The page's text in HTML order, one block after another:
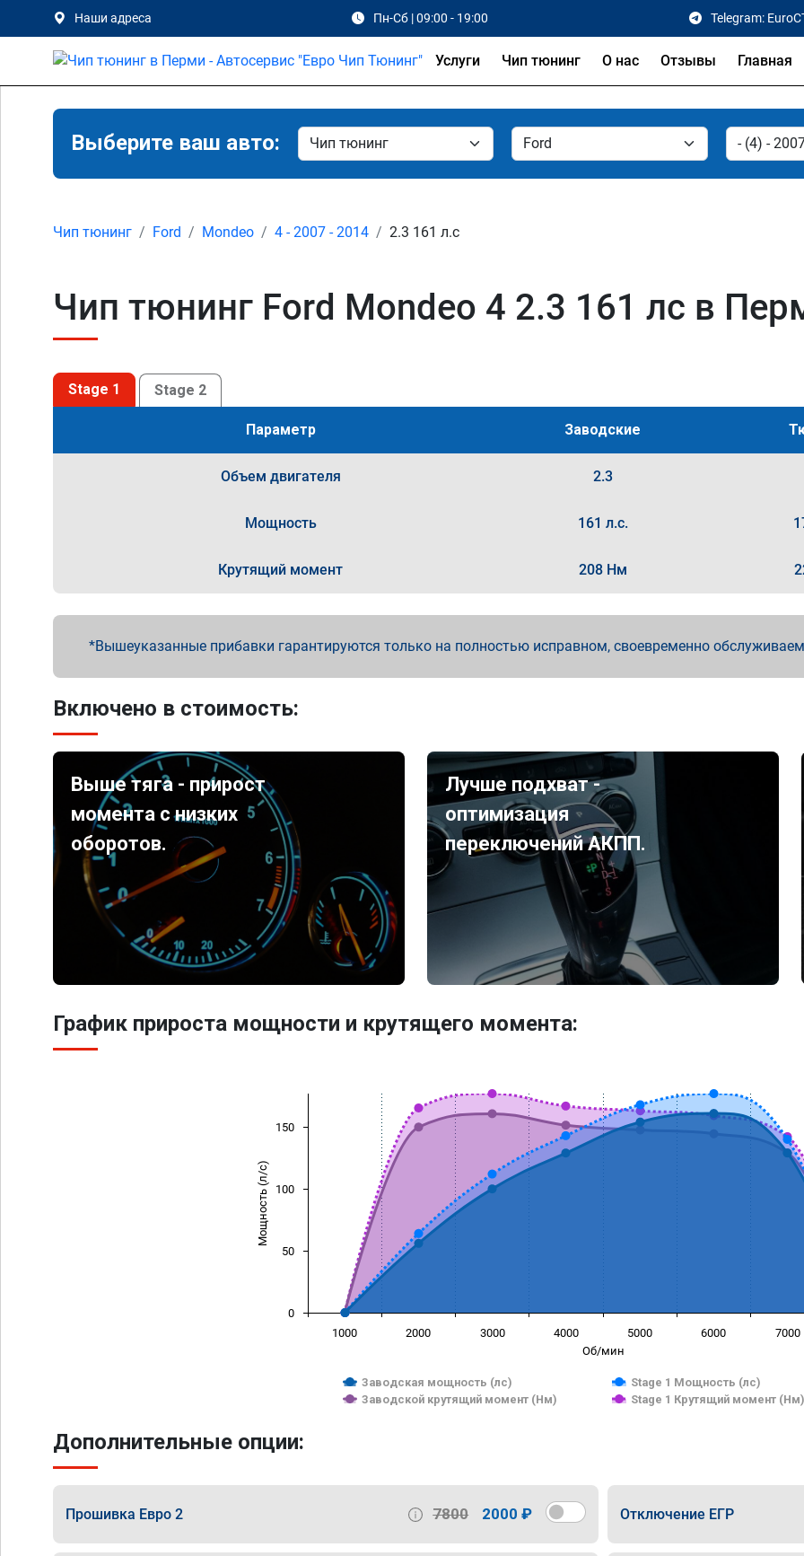
Наши адреса Пн-Сб | 09:00 - 19:00 Telegram:
Услуги Чип тюнинг О нас Отзывы Главная
Выберите ваш авто:
Чип тюнинг Ford Mondeo 4 - 2007 - 2014 2.3 161 л.с
Чип тюнинг Ford Mondeo 4 2.3 161 лс в
Stage 1 Stage 2
Параметр Заводские
Объем двигателя 2.3
Мощность 161 л.с.
Крутящий момент 208 Нм
Вышеуказанные прибавки гарантируются только на полностью исправном, своевременно
Включено в стоимость:
Выше тяга - прирост
момента с низких
оборотов.
Лучше подхват -
оптимизация
переключений АКПП.
График прироста мощности и крутящего момента:
Об/мин
Мощность (л/с)
Заводская мощность (лс)
Stage 1 Мощность (лс)
Заводской крутящий момент (Нм)
Stage 1 Крутящий момент (Нм)
1000 2000 3000 4000 5000 6000 7000
0
50
100
150
Дополнительные опции:
Прошивка Евро 2 7800 2000 ₽ Отключение ЕГР